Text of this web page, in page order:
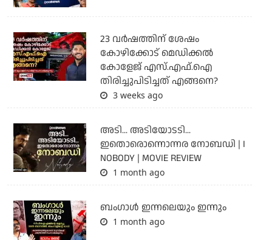
23 വർഷത്തിന് ശേഷം
കോഴിക്കോട് മെഡിക്കൽ
കോളേജ് എസ്.എഫ്.ഐ
തിരിച്ചുപിടിച്ചത് എങ്ങനെ?
3 weeks ago
അടി... അടിയോടടി...
ഇതൊരൊന്നൊന്നര നോബഡി | I
NOBODY | MOVIE REVIEW
1 month ago
ബംഗാള്‍ ഇന്നലെയും ഇന്നും
1 month ago